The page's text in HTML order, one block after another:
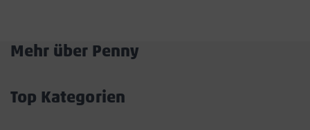
Mehr über Penny
Top Kategorien